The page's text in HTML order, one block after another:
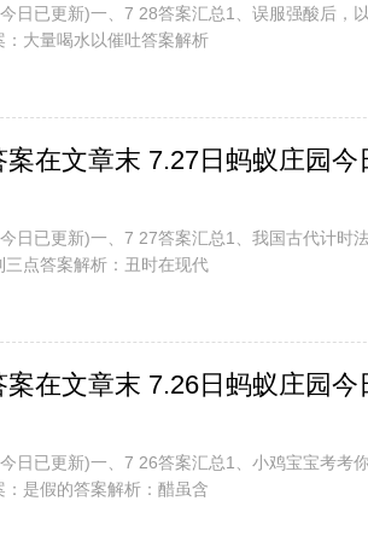
日已更新)一、7 28答案汇总1、误服强酸后，
大量喝水以催吐答案解析
日已更新)一、7 27答案汇总1、我国古代计时
点答案解析：丑时在现代
日已更新)一、7 26答案汇总1、小鸡宝宝考考
是假的答案解析：醋虽含